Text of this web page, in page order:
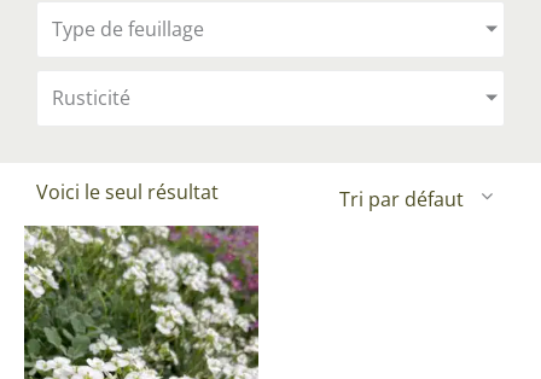
Type de feuillage
Rusticité
Voici le seul résultat